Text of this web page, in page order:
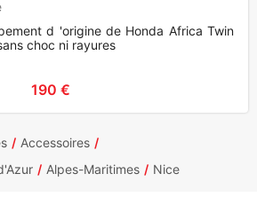
d 'origine de Honda Africa Twin
choc ni rayures
190 €
Accessoires
Alpes-Maritimes Nice